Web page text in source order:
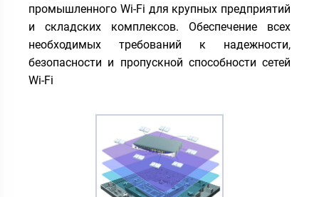
промышленного Wi-Fi для крупных предприятий
и складских комплексов. Обеспечение всех
необходимых требований к надежности,
безопасности и пропускной способности сетей
Wi-Fi